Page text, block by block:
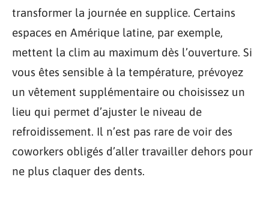
transformer la journée en supplice. Certains
espaces en Amérique latine, par exemple,
mettent la clim au maximum dès l’ouverture. Si
vous êtes sensible à la température, prévoyez
un vêtement supplémentaire ou choisissez un
lieu qui permet d’ajuster le niveau de
refroidissement. Il n’est pas rare de voir des
coworkers obligés d’aller travailler dehors pour
ne plus claquer des dents.